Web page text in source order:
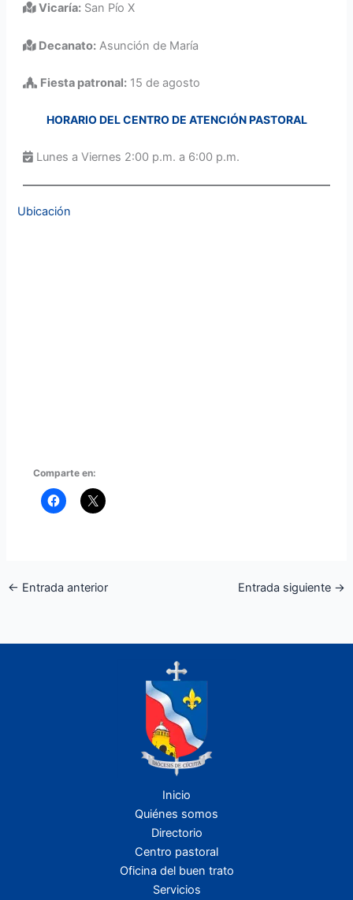
Vicaría:San Pío X
Decanato:Asunción de María
Fiesta patronal:15 de agosto
HORARIO DEL CENTRO DE ATENCIÓN PASTORAL
Lunes a Viernes 2:00 p.m. a 6:00 p.m.
Ubicación
Comparte en:
← Entrada anterior Entrada siguiente →
Inicio
Quiénes somos
Directorio
Centro pastoral
Oficina del buen trato
Servicios